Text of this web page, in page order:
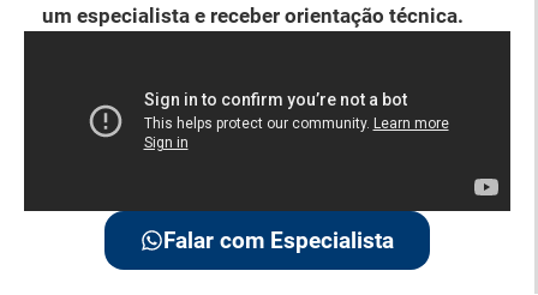
um especialista e receber orientação técnica.
Falar com Especialista